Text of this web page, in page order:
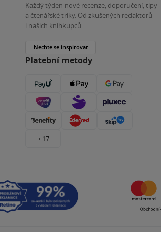
Každý týden nové recenze, doporučení, tipy
a čtenářské triky. Od zkušených redaktorů
i našich knihkupců.
Nechte se inspirovat
Platební metody
+ 17